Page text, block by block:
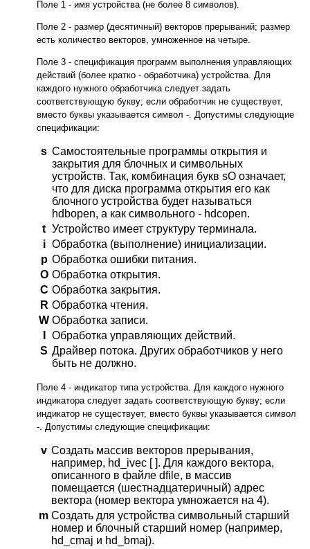
Поле 1 - имя устройства (не более 8 символов).
Поле 2 - размер (десятичный) векторов прерываний; размер
есть количество векторов, умноженное на четыре.
Поле 3 - спецификация программ выполнения управляющих
действий (более кратко - обработчика) устройства. Для
каждого нужного обработчика следует задать
соответствующую букву; если обработчик не существует,
вместо буквы указывается символ -. Допустимы следующие
спецификации:
s Самостоятельные программы открытия и
закрытия для блочных и символьных
устройств. Так, комбинация букв sO означает,
что для диска программа открытия его как
блочного устройства будет называться
hdbopen, а как символьного - hdcopen.
t Устройство имеет структуру терминала.
i Обработка (выполнение) инициализации.
p Обработка ошибки питания.
O Обработка открытия.
C Обработка закрытия.
R Обработка чтения.
W Обработка записи.
Обработка управляющих действий.
S Драйвер потока. Других обработчиков у него
быть не должно.
Поле 4 - индикатор типа устройства. Для каждого нужного
индикатора следует задать соответствующую букву; если
индикатор не существует, вместо буквы указывается символ
-. Допустимы следующие спецификации:
v Создать массив векторов прерывания,
например, hd_ivec [ ]. Для каждого вектора,
описанного в файле dfile, в массив
помещается (шестнадцатеричный) адрес
вектора (номер вектора умножается на 4).
m Создать для устройства символьный старший
номер и блочный старший номер (например,
hd_cmaj и hd_bmaj).